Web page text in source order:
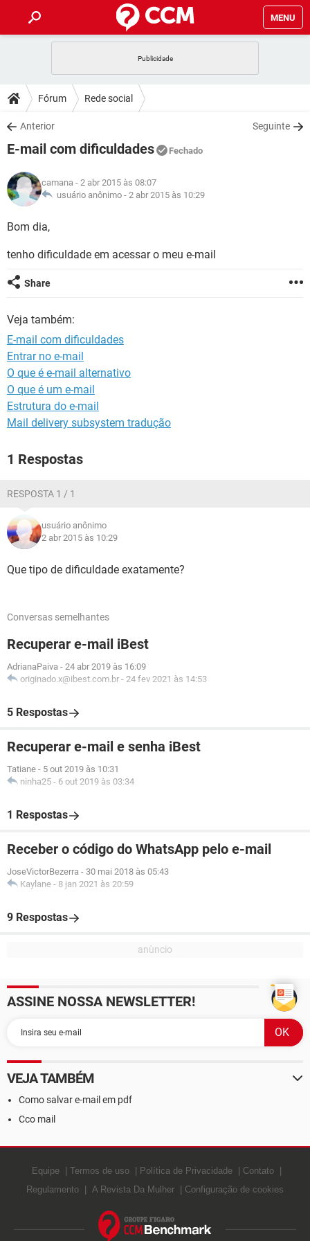
MENU
CELULAR
OUTLOOK
INSTAGRAM GMAIL
GUIA DE COMPRAS
DICAS
JOGOS
INSTAGRAM
GUIA DE COMPRAS
DOWNLOADS
JOGOS WHATSAPP
CELULAR
OUTLOOK EXCEL
INSTAGRAM
JOGOS
CELULAR
OUTLOOK
INSTAGRAM GMAIL
GUIA DE COMPRAS
GLOSSÁRIO
JOGOS
INSTAGRAM
GUIA DE COMPRAS
Fórum Rede social
Anterior Seguinte
E-mail com dificuldades Fechado
camana - 2 abr 2015 às 08:07
usuário anônimo - 2 abr 2015 às 10:29
Bom dia,
tenho dificuldade em acessar o meu e-mail
Share
Veja também:
E-mail com dificuldades
Entrar no e-mail
O que é e-mail alternativo
O que é um e-mail
Estrutura do e-mail
Mail delivery subsystem tradução
1 Respostas
RESPOSTA 1 / 1
usuário anônimo
2 abr 2015 às 10:29
Que tipo de dificuldade exatamente?
Conversas semelhantes
Recuperar e-mail iBest
AdrianaPaiva - 24 abr 2019 às 16:09
originado.x@ibest.com.br - 24 fev 2021 às 14:53
5 Respostas
Recuperar e-mail e senha iBest
Tatiane - 5 out 2019 às 10:31
ninha25 - 6 out 2019 às 03:34
1 Respostas
Receber o código do WhatsApp pelo e-mail
JoseVictorBezerra - 30 mai 2018 às 05:43
Kaylane - 8 jan 2021 às 20:59
9 Respostas
ASSINE NOSSA NEWSLETTER!
VEJA TAMBÉM
Como salvar e-mail em pdf
Cco mail
Equipe Termos de uso Política de Privacidade
Contato
Regulamento
A Revista Da Mulher Configuração de cookies